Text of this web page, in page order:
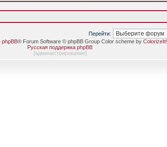
Перейти:
phpBB® Forum Software © phpBB Group Color scheme by ColorizeIt!
Русская поддержка phpBB
[администрирование]